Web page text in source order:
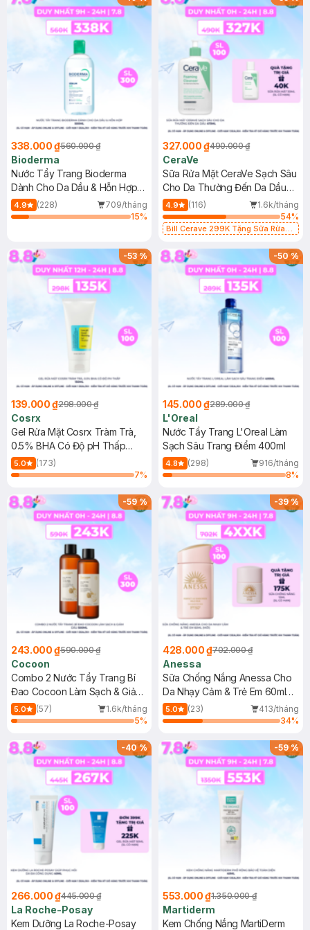
338.000 ₫560.000 ₫
Bioderma
Nước Tẩy Trang Bioderma
Dành Cho Da Dầu & Hỗn Hợp
500ml
4.9 (228)
709/tháng
15%
327.000 ₫490.000 ₫
CeraVe
Sữa Rửa Mặt CeraVe Sạch Sâu
Cho Da Thường Đến Da Dầu
473ml
4.9 (116)
1.6k/tháng
54%
Bill Cerave 299K Tặng Sữa Rửa
-53%
139.000 ₫298.000 ₫
Cosrx
Gel Rửa Mặt Cosrx Tràm Trà,
0.5% BHA Có Độ pH Thấp
150ml
5.0
(173)
7%
-50%
145.000 ₫289.000 ₫
L'Oreal
Nước Tẩy Trang L'Oreal Làm
Sạch Sâu Trang Điểm 400ml
4.8 (298)
916/tháng
8%
-59%
243.000 ₫590.000 ₫
Cocoon
Combo 2 Nước Tẩy Trang Bí
Đao Cocoon Làm Sạch & Giảm
Dầu 500ml
5.0 (57)
1.6k/tháng
5%
-39%
428.000 ₫702.000 ₫
Anessa
Sữa Chống Nắng Anessa Cho
Da Nhạy Cảm & Trẻ Em 60ml
(Mới)
5.0 (23)
413/tháng
34%
-40%
266.000 ₫445.000 ₫
La Roche-Posay
Kem Dưỡng La Roche-Posay
-59%
553.000 ₫1.350.000 ₫
Martiderm
Kem Chống Nắng MartiDerm